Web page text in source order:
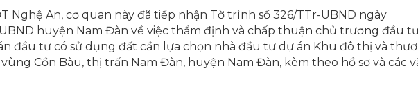
Nghệ An, cơ quan này đã tiếp nhận Tờ trình số 326/TTr-UBND ngày
huyện Nam Đàn về việc thẩm định và chấp thuận chủ trương đầu
đầu tư có sử dụng đất cần lựa chọn nhà đầu tư dự án Khu đô thị và
Cồn Bàu, thị trấn Nam Đàn, huyện Nam Đàn, kèm theo hồ sơ và các